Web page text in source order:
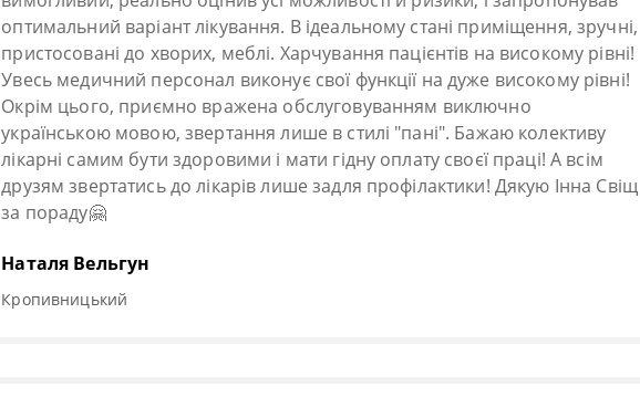
оптимальний варіант лікування. В ідеальному стані приміщення, зручні,
пристосовані до хворих, меблі. Харчування пацієнтів на високому рівні!
Увесь медичний персонал виконує свої функції на дуже високому рівні!
Окрім цього, приємно вражена обслуговуванням виключно
українською мовою, звертання лише в стилі "пані". Бажаю колективу
лікарні самим бути здоровими і мати гідну оплату своєї праці! А всім
друзям звертатись до лікарів лише задля профілактики! Дякую Інна Свіщ
за пораду🤗
Наталя Вельгун
Кропивницький